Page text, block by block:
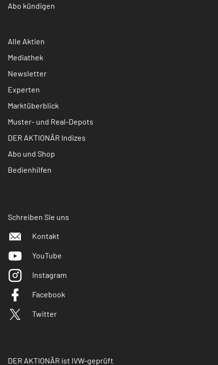
Abo kündigen
Alle Aktien
Mediathek
Newsletter
Experten
Marktüberblick
Muster- und Real-Depots
DER AKTIONÄR Indizes
Abo und Shop
Bedienhilfen
Schreiben Sie uns
Kontakt
YouTube
Instagram
Facebook
Twitter
DER AKTIONÄR ist IVW-geprüft